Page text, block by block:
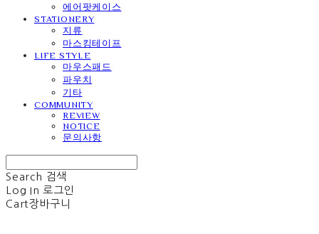
에어팟케이스
STATIONERY
지류
마스킹테이프
LIFE STYLE
마우스패드
파우치
기타
COMMUNITY
REVIEW
NOTICE
문의사항
Search 검색
Log In 로그인
Cart장바구니